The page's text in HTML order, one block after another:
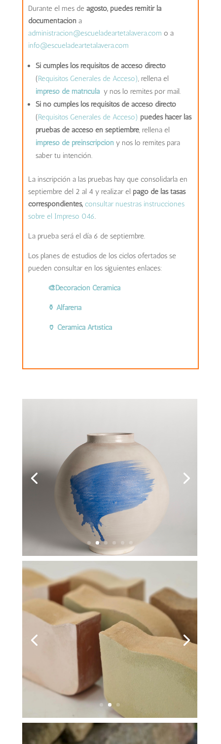
Durante el mes de agosto, puedes remitir la
documentacióna
administracion@escueladeartetalavera.com o a
info@escueladeartetalavera.com
Si cumples los requisitos de acceso directo
(Requisitos Generales de Acceso), rellena el
impreso de matrículay nos lo remites por mail.
Si no cumples los requisitos de acceso directo
(Requisitos Generales de Acceso) puedes hacer las
pruebas de acceso en septiembre, rellena el
impreso de preinscripcióny nos lo remites para
saber tu intención.
La inscripción a las pruebas hay que consolidarla en
septiembre del 2 al 4 y realizar el pago de las tasas
correspondientes, consultar nuestras instrucciones
sobre el Impreso 046.
La prueba será el día 6 de septiembre.
Los planes de estudios de los ciclos ofertados se
pueden consultar en los siguientes enlaces:
🎨Decoración Cerámica
⚱️ Alfarería
🏺 Cerámica Artística